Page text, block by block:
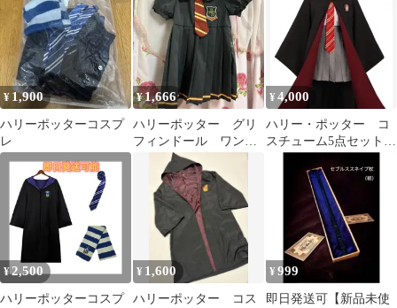
¥ 1,900
ハリーポッターコスプ
レ
¥1,666
ハリーポッター グリ
フィンドール ワンピ
ース18-24M キッズコス
¥ 4,000
ハリー・ポッター コ
スチューム5点セット
¥ 2,500
ハリーポッターコスプ
¥ 1,600
ハリーポッター コス
¥ 999
即日発送可【新品未使